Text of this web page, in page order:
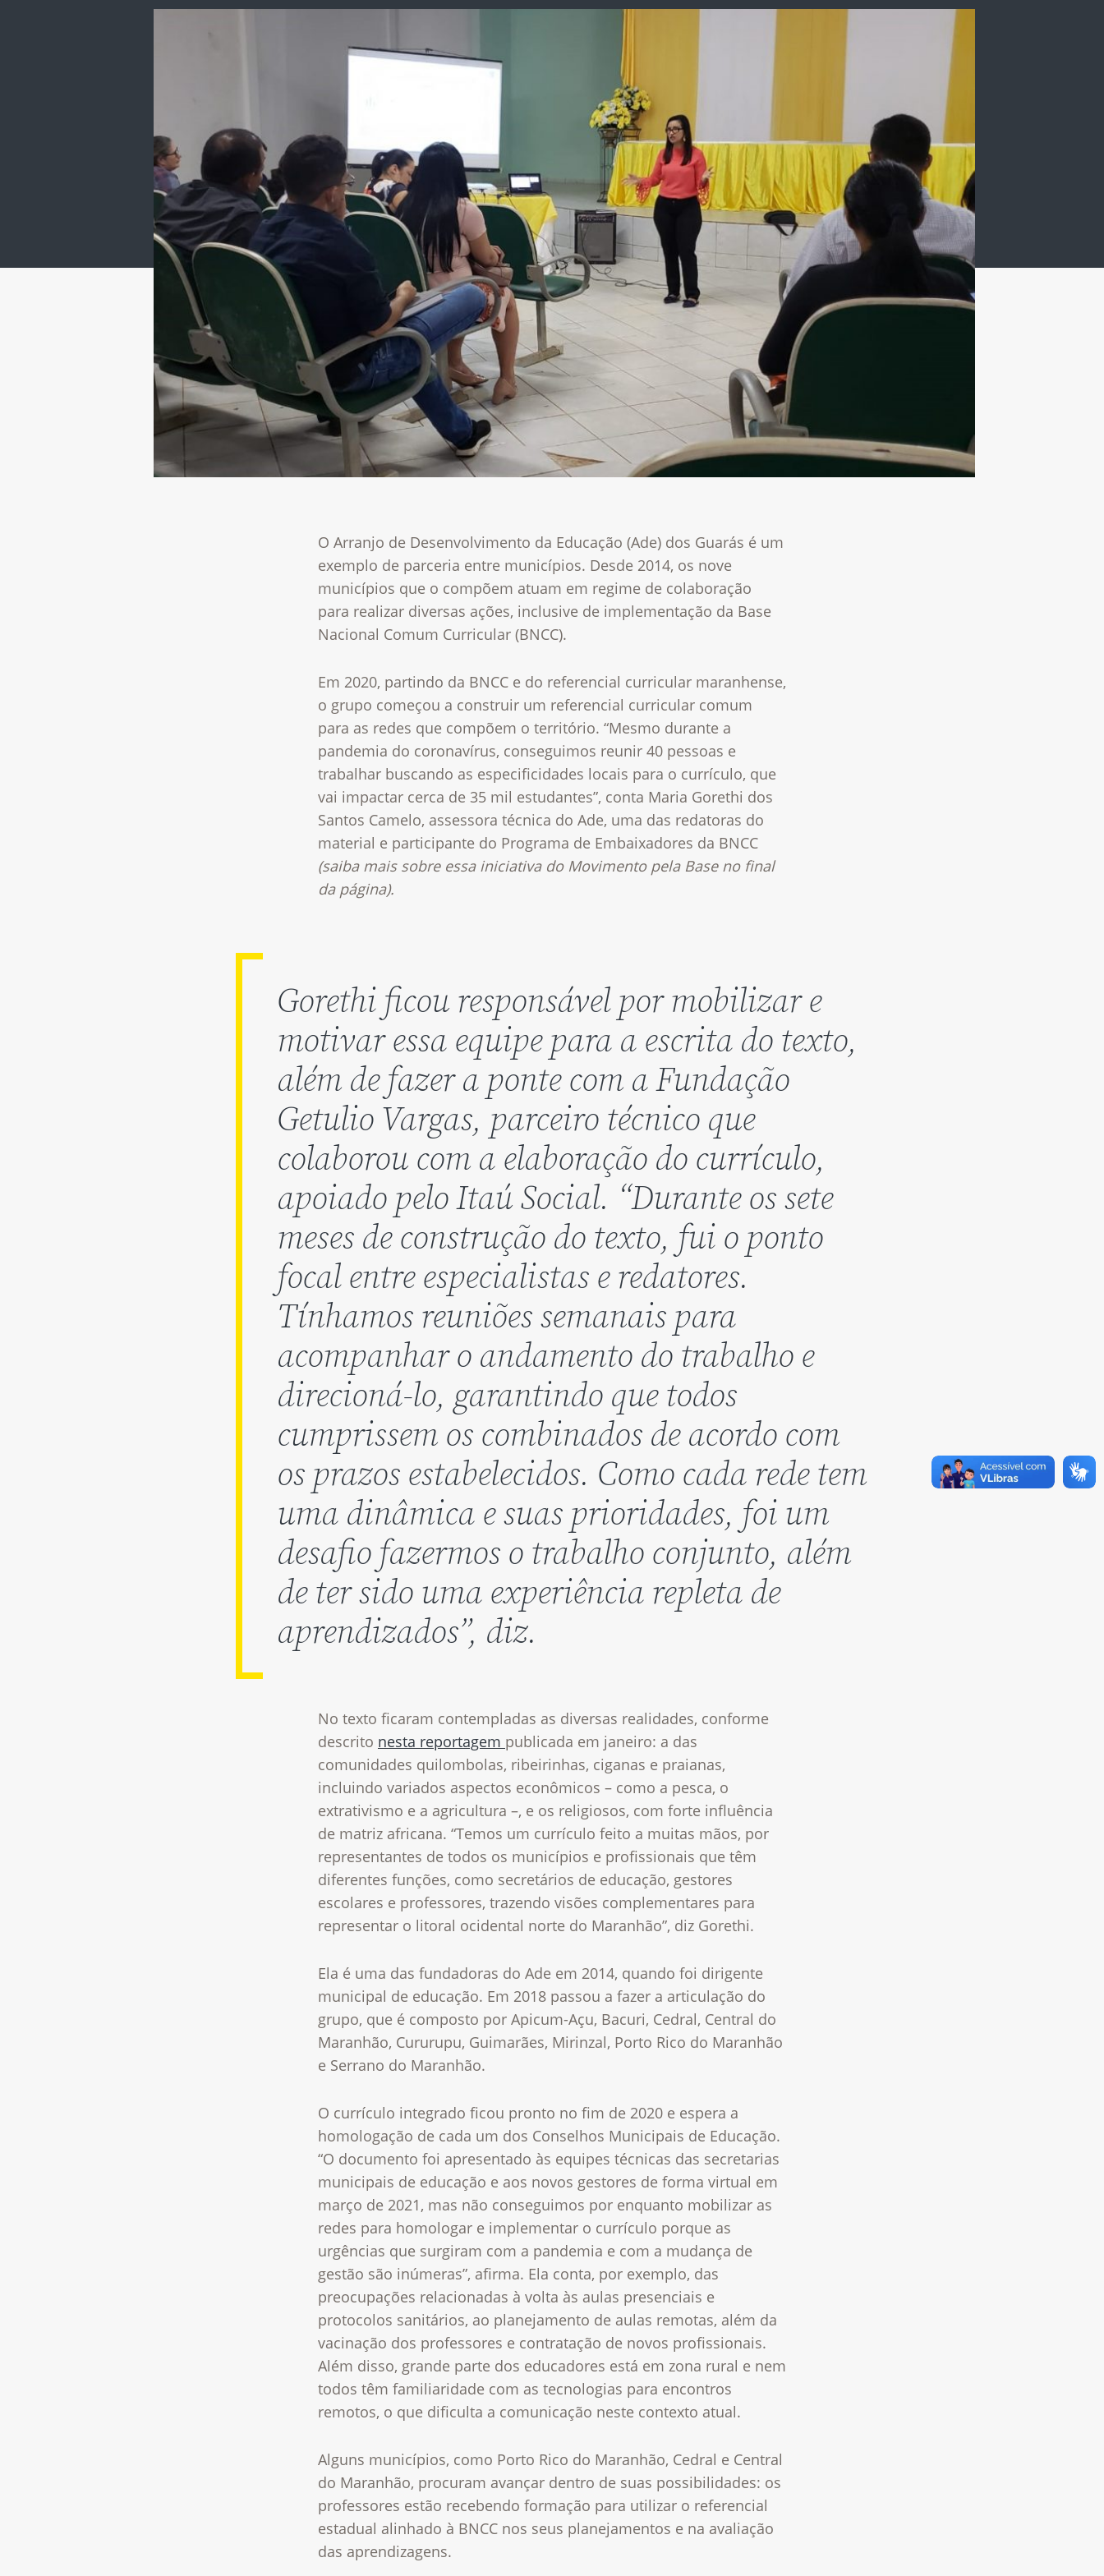
O Arranjo de Desenvolvimento da Educação (Ade) dos Guarás é um
exemplo de parceria entre municípios. Desde 2014, os nove
municípios que o compõem atuam em regime de colaboração
para realizar diversas ações, inclusive de implementação da Base
Nacional Comum Curricular (BNCC).
Em 2020, partindo da BNCC e do referencial curricular maranhense,
o grupo começou a construir um referencial curricular comum
para as redes que compõem o território. “Mesmo durante a
pandemia do coronavírus, conseguimos reunir 40 pessoas e
trabalhar buscando as especificidades locais para o currículo, que
vai impactar cerca de 35 mil estudantes”, conta Maria Gorethi dos
Santos Camelo, assessora técnica do Ade, uma das redatoras do
material e participante do Programa de Embaixadores da BNCC
(saiba mais sobre essa iniciativa do Movimento pela Base no final
da página).
Gorethi ficou responsável por mobilizar e
motivar essa equipe para a escrita do texto,
além de fazer a ponte com a Fundação
Getulio Vargas, parceiro técnico que
colaborou com a elaboração do currículo,
apoiado pelo Itaú Social. “Durante os sete
meses de construção do texto, fui o ponto
focal entre especialistas e redatores.
Tínhamos reuniões semanais para
acompanhar o andamento do trabalho e
direcioná-lo, garantindo que todos
cumprissem os combinados de acordo com
os prazos estabelecidos. Como cada rede tem
uma dinâmica e suas prioridades, foi um
desafio fazermos o trabalho conjunto, além
de ter sido uma experiência repleta de
aprendizados”, diz.
No texto ficaram contempladas as diversas realidades, conforme
descrito nesta reportagem publicada em janeiro: a das
comunidades quilombolas, ribeirinhas, ciganas e praianas,
incluindo variados aspectos econômicos – como a pesca, o
extrativismo e a agricultura –, e os religiosos, com forte influência
de matriz africana. “Temos um currículo feito a muitas mãos, por
representantes de todos os municípios e profissionais que têm
diferentes funções, como secretários de educação, gestores
escolares e professores, trazendo visões complementares para
representar o litoral ocidental norte do Maranhão”, diz Gorethi.
Ela é uma das fundadoras do Ade em 2014, quando foi dirigente
municipal de educação. Em 2018 passou a fazer a articulação do
grupo, que é composto por Apicum-Açu, Bacuri, Cedral, Central do
Maranhão, Cururupu, Guimarães, Mirinzal, Porto Rico do Maranhão
e Serrano do Maranhão.
O currículo integrado ficou pronto no fim de 2020 e espera a
homologação de cada um dos Conselhos Municipais de Educação.
“O documento foi apresentado às equipes técnicas das secretarias
municipais de educação e aos novos gestores de forma virtual em
março de 2021, mas não conseguimos por enquanto mobilizar as
redes para homologar e implementar o currículo porque as
urgências que surgiram com a pandemia e com a mudança de
gestão são inúmeras”, afirma. Ela conta, por exemplo, das
preocupações relacionadas à volta às aulas presenciais e
protocolos sanitários, ao planejamento de aulas remotas, além da
vacinação dos professores e contratação de novos profissionais.
Além disso, grande parte dos educadores está em zona rural e nem
todos têm familiaridade com as tecnologias para encontros
remotos, o que dificulta a comunicação neste contexto atual.
Alguns municípios, como Porto Rico do Maranhão, Cedral e Central
do Maranhão, procuram avançar dentro de suas possibilidades: os
professores estão recebendo formação para utilizar o referencial
estadual alinhado à BNCC nos seus planejamentos e na avaliação
das aprendizagens.